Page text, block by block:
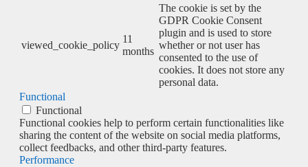
viewed_cookie_policy
11
months
The cookie is set by the
GDPR Cookie Consent
plugin and is used to store
whether or not user has
consented to the use of
cookies. It does not store any
personal data.
Functional
Functional
Functional cookies help to perform certain functionalities like
sharing the content of the website on social media platforms,
collect feedbacks, and other third-party features.
Performance